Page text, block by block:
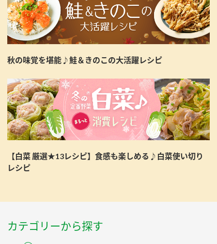
秋の味覚を堪能♪鮭＆きのこの大活躍レシピ
【白菜 厳選★13レシピ】食感も楽しめる♪白菜使い切り
レシピ
カテゴリーから探す